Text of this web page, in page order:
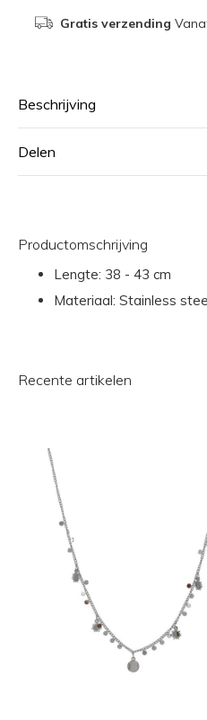
Gratis verzending
Beschrijving
Delen
Productomschrijving
Lengte: 38 - 43 cm
Materiaal: Stainless
Recente artikelen